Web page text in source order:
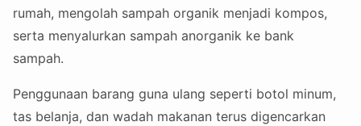
rumah, mengolah sampah organik menjadi kompos,
serta menyalurkan sampah anorganik ke bank
sampah.
Penggunaan barang guna ulang seperti botol minum,
tas belanja, dan wadah makanan terus digencarkan